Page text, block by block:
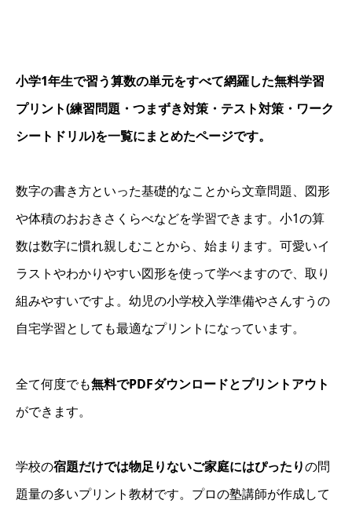
小学1年生で習う算数の単元をすべて網羅した無料学習
プリント(練習問題・つまずき対策・テスト対策・ワーク
シートドリル)を一覧にまとめたページです。
数字の書き方といった基礎的なことから文章問題、図形
や体積のおおきさくらべなどを学習できます。小1の算
数は数字に慣れ親しむことから、始まります。可愛いイ
ラストやわかりやすい図形を使って学べますので、取り
組みやすいですよ。幼児の小学校入学準備やさんすうの
自宅学習としても最適なプリントになっています。
全て何度でも無料でPDFダウンロードとプリントアウト
ができます。
学校の宿題だけでは物足りないご家庭にはぴったりの問
題量の多いプリント教材です。プロの塾講師が作成して